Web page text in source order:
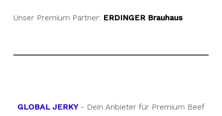
Unser Premium Partner: ERDINGER Brauhaus
GLOBAL JERKY- Dein Anbieter für Premium Beef